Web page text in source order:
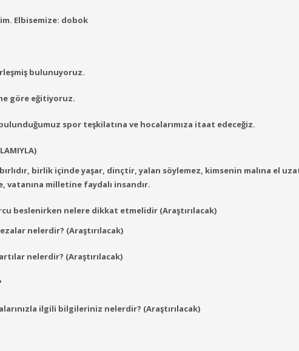
Elbisemize: dobok
bulunuyoruz.
göre eğitiyoruz.
spor teşkilatına ve hocalarımıza itaat edeceğiz.
birlik içinde yaşar, dinçtir, yalan söylemez, kimsenin malına el
milletine faydalı insandır.
beslenirken nelere dikkat etmelidir (Araştırılacak)
nelerdir? (Araştırılacak)
nelerdir? (Araştırılacak)
ilgili bilgileriniz nelerdir? (Araştırılacak)